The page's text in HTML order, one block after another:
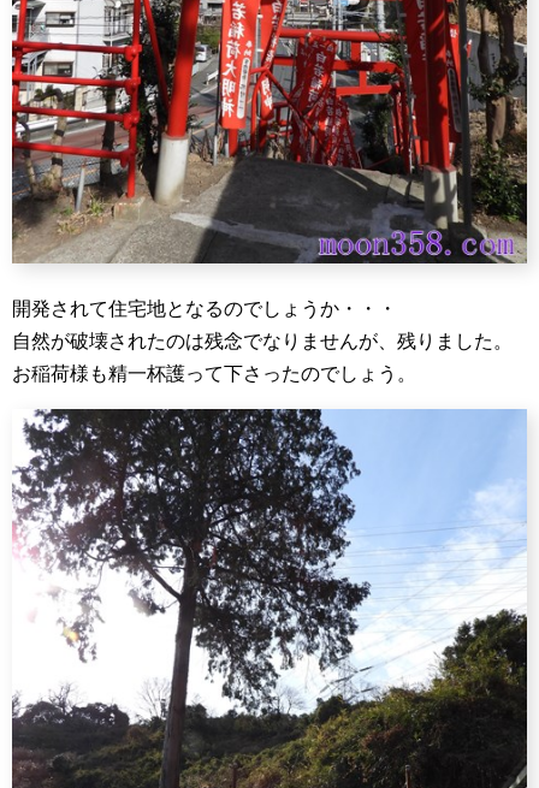
開発されて住宅地となるのでしょうか・・・
自然が破壊されたのは残念でなりませんが、残りました。
お稲荷様も精一杯護って下さったのでしょう。